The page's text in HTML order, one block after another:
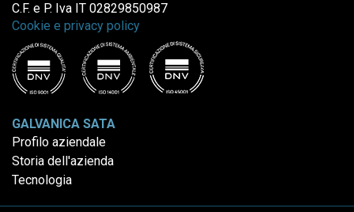
C.F. e P. Iva IT 02829850987
Cookie e privacy policy
GALVANICA SATA
Profilo aziendale
Storia dell'azienda
Tecnologia